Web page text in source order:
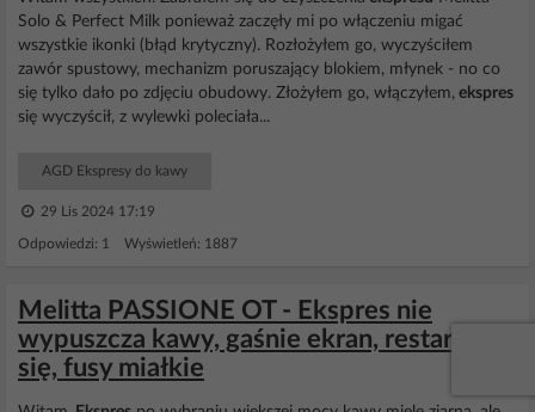
Solo & Perfect Milk ponieważ zaczęły mi po włączeniu migać
wszystkie ikonki (błąd krytyczny). Rozłożyłem go, wyczyściłem
zawór spustowy, mechanizm poruszający blokiem, młynek - no co
się tylko dało po zdjęciu obudowy. Złożyłem go, włączyłem, ekspres
się wyczyścił, z wylewki poleciała...
AGD Ekspresy do kawy
29 Lis 2024 17:19
Odpowiedzi: 1 Wyświetleń: 1887
Melitta PASSIONE OT - Ekspres nie
wypuszcza kawy, gaśnie ekran, restartuje
się, fusy miałkie